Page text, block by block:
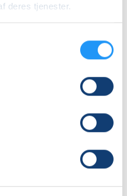
deres tjenester.
10.00
10.00
4300